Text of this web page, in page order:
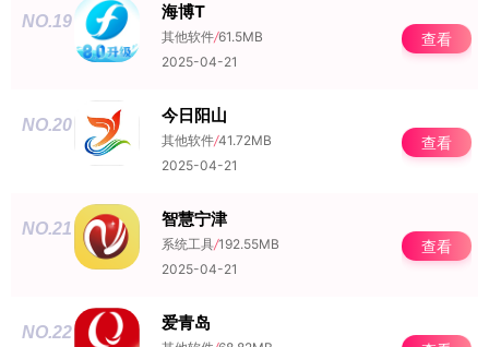
NO.19 海博T
其他软件/61.5MB
2025-04-21
查看
NO.20 今日阳山
其他软件/41.72MB
2025-04-21
查看
NO.21 智慧宁津
系统工具/192.55MB
2025-04-21
查看
NO.22 爱青岛